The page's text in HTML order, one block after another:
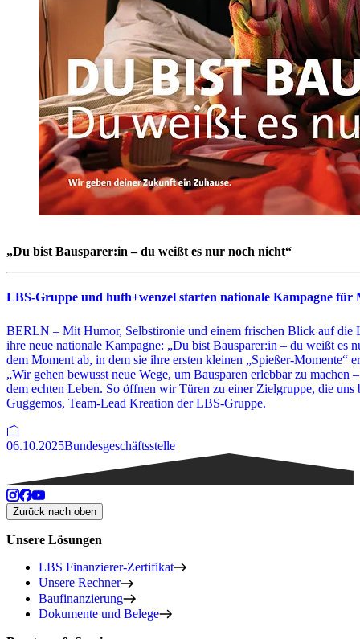
„Du bist Bausparer:in – du weißt es nur noch nicht“
LBS-Gruppe und huth+wenzel starten nationale Kampagne für
BERLN – Mit Humor, Selbstironie und einem frischen Blick auf die
ihre neue nationale Kampagne: „Du bist Bausparer:in – du weißt
dem Moment ab, in dem sie ihre ersten kleinen „Spießer-Momente“
„Wir gehen bewusst neue Wege, um Bausparen erlebbar zu
dem echten Leben. So öffnen wir Türen zu einer Zielgruppe, die uns
Guggemos, Team-Lead Kreation der LBS-Gruppe.
06.10.2025Bundesgeschäftsstelle
Zurück nach oben
Unsere Lösungen
LBS Finanzierer-Zertifikat
Unsere Rechner
Baufinanzierung
Dokumente und Belege